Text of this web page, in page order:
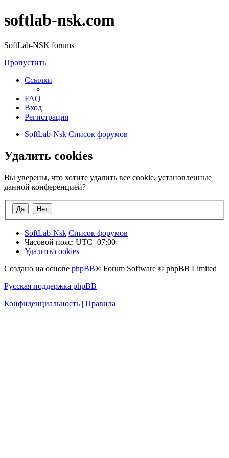
softlab-nsk.com
SoftLab-NSK forums
Пропустить
Ссылки
FAQ
Вход
Регистрация
SoftLab-Nsk Список форумов
Удалить cookies
Вы уверены, что хотите удалить все cookie, установленные
данной конференцией?
SoftLab-Nsk Список форумов
Часовой пояс: UTC+07:00
Удалить cookies
Создано на основе phpBB® Forum Software © phpBB Limited
Русская поддержка phpBB
Конфиденциальность | Правила